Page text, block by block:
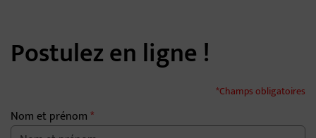
Postulez en ligne !
*Champs obligatoires
Nom et prénom*